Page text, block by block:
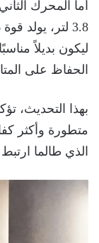
ليكون بديلاً
الحفاظ على
بهذا التحديث،
متطورة وأكثر
الذي طالما